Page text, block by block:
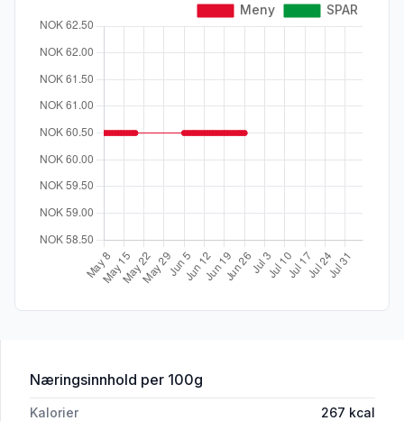
Næringsinnhold for 'Dadler Tørket Saftige 600g'
per 100g
Kalorier 267 kcal